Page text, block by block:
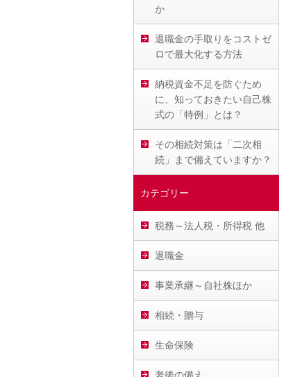
か
退職金の手取りをコストゼ
ロで最大化する方法
納税資金不足を防ぐため
に、知っておきたい自己株
式の「特例」とは？
その相続対策は「二次相
続」まで備えていますか？
カテゴリー
税務～法人税・所得税 他
退職金
事業承継～自社株ほか
相続・贈与
生命保険